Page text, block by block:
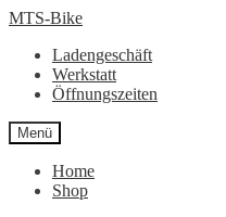
Zur
springen
Zum
springen
MTS-Bike
Ladengeschäft
Werkstatt
Öffnungszeiten
Menü
Home
Shop